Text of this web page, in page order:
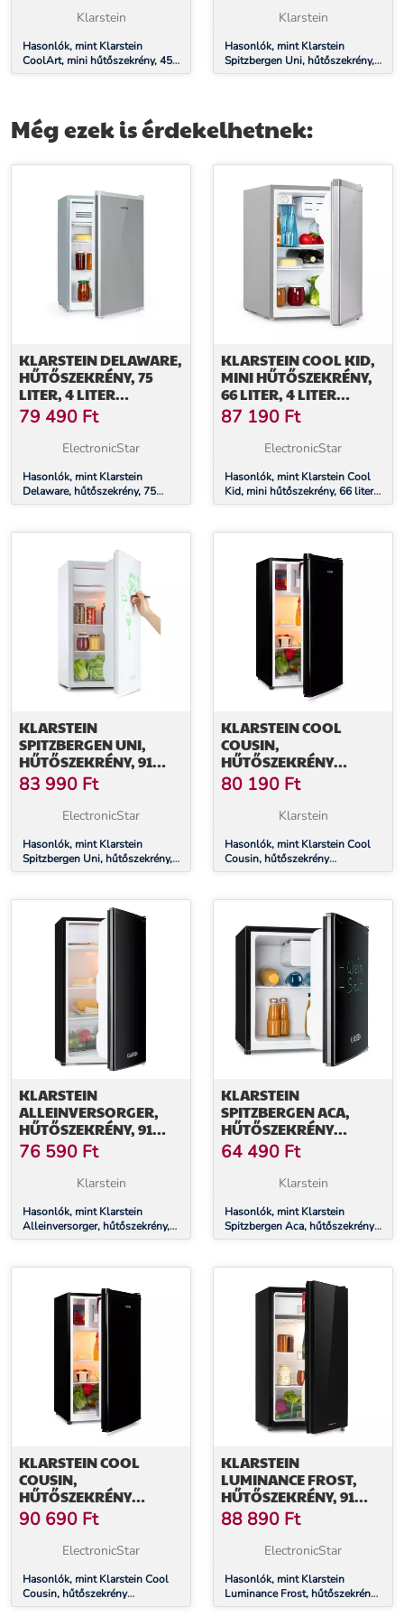
FAGYASZTÓ,
AJTÓ
Klarstein
Hasonlók, mint Klarstein
CoolArt, mini hűtőszekrény, 45
liter, E energiahatékonysági
ENERGIAHATÉKONYSÁGI
Klarstein
Hasonlók, mint Klarstein
Spitzbergen Uni, hűtőszekrény,
91 liter, 10 liter fagyasztórekesz,
Még ezek is érdekelhetnek:
KLARSTEIN DELAWARE,
HŰTŐSZEKRÉNY, 75
LITER, 4 LITER
FAGYASZTÓ, E
ENERGIAHATÉKONYSÁGI
OSZTÁLY,
79 490 Ft
ElectronicStar
Hasonlók, mint Klarstein
Delaware, hűtőszekrény, 75
liter, 4 liter fagyasztó, E
kompresszió hűtés
KLARSTEIN COOL KID,
MINI HŰTŐSZEKRÉNY,
66 LITER, 4 LITER
FAGYASZTÓREKESZ, 41
DB, F
ENERGIAHATÉKONYSÁGI
ROZSDAMENTES ACÉL
87 190 Ft
ElectronicStar
Hasonlók, mint Klarstein Cool
Kid, mini hűtőszekrény, 66 liter,
4 liter fagyasztórekesz, 41 dB, F
csiszolt rozsdamentes acél
KLARSTEIN
SPITZBERGEN UNI,
HŰTŐSZEKRÉNY, 91
LITER, 10 LITER
FAGYASZTÓREKESZ, E
ENERGIAHATÉKONYSÁGI
83 990 Ft
ElectronicStar
Hasonlók, mint Klarstein
Spitzbergen Uni, hűtőszekrény,
91 liter, 10 liter fagyasztórekesz,
fehér
KLARSTEIN COOL
COUSIN,
HŰTŐSZEKRÉNY
FAGYASZTÓVAL, 70/11
LITER, 40 DB, E
ENERGIAHATÉKONYSÁGI
80 190 Ft
Klarstein
Hasonlók, mint Klarstein Cool
Cousin, hűtőszekrény
fagyasztóval, 70/11 liter, 40 dB,
fekete
KLARSTEIN
ALLEINVERSORGER,
HŰTŐSZEKRÉNY, 91
LITER, E
ENERGIAHATÉKONYSÁGI
OSZTÁLY, 2 EMELETES
FEKETE
76 590 Ft
Klarstein
Hasonlók, mint Klarstein
Alleinversorger, hűtőszekrény,
91 liter, E energiahatékonysági
fagyasztórekesz, fekete
KLARSTEIN
SPITZBERGEN ACA,
HŰTŐSZEKRÉNY
FAGYASZTÓVAL, 46
LITER, E
ENERGIAHATÉKONYSÁGI
64 490 Ft
Klarstein
Hasonlók, mint Klarstein
Spitzbergen Aca, hűtőszekrény
fagyasztóval, 46 liter, E
fekete
KLARSTEIN COOL
COUSIN,
HŰTŐSZEKRÉNY
FAGYASZTÓVAL, 70/11
LITER, 40 DB, E
ENERGIAHATÉKONYSÁGI
90 690 Ft
ElectronicStar
Hasonlók, mint Klarstein Cool
Cousin, hűtőszekrény
fagyasztóval, 70/11 liter, 40 dB,
KLARSTEIN
LUMINANCE FROST,
HŰTŐSZEKRÉNY, 91
LITER, E
ENERGIAHATÉKONYSÁGI
OSZTÁLY, ZÖLDSÉG
FEKETE
88 890 Ft
ElectronicStar
Hasonlók, mint Klarstein
Luminance Frost, hűtőszekrény,
91 liter, E energiahatékonysági